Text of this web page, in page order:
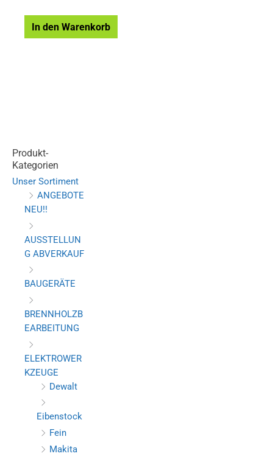
Produkt-
Kategorien
Unser Sortiment
ANGEBOTE
NEU!!
AUSSTELLUN
G ABVERKAUF
BAUGERÄTE
BRENNHOLZB
EARBEITUNG
ELEKTROWER
KZEUGE
Dewalt
Eibenstock
Fein
Makita
In den Warenkorb